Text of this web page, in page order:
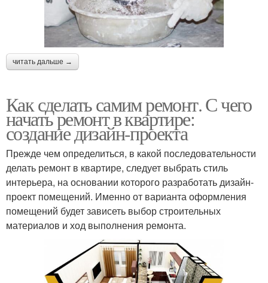
читать дальше →
Как сделать самим ремонт. С чего
начать ремонт в квартире:
создание дизайн-проекта
Прежде чем определиться, в какой последовательности
делать ремонт в квартире, следует выбрать стиль
интерьера, на основании которого разработать дизайн-
проект помещений. Именно от варианта оформления
помещений будет зависеть выбор строительных
материалов и ход выполнения ремонта.